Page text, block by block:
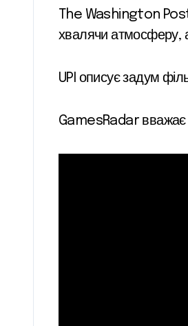
The Washington Post
хвалячи атмосферу,
UPI описує задум
GamesRadar вважає